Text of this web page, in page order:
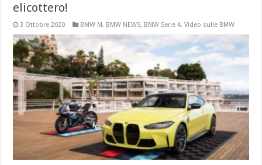
elicottero!
3 Ottobre 2020 BMW M, BMW NEWS, BMW Serie 4,Video sulle BMW